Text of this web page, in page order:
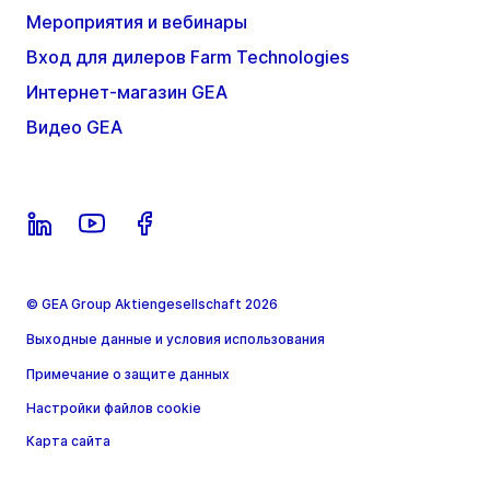
Мероприятия и вебинары
Вход для дилеров Farm Technologies
Интернет-магазин GEA
Видео GEA
© GEA Group Aktiengesellschaft 2026
Выходные данные и условия использования
Примечание о защите данных
Настройки файлов cookie
Карта сайта